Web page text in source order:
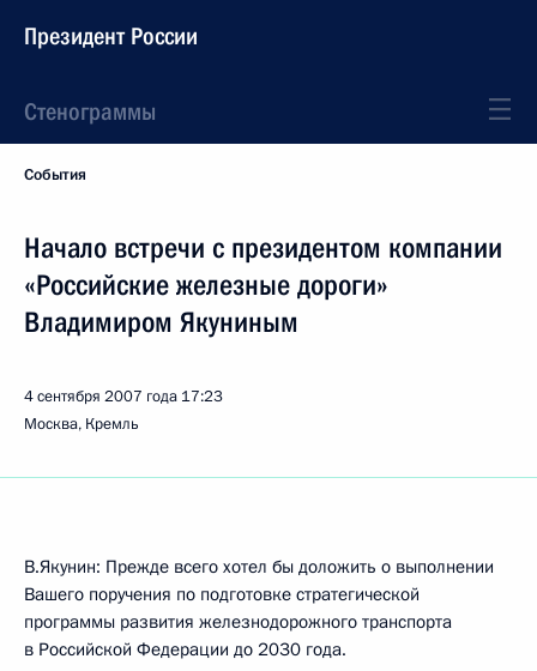
Президент России
Стенограммы
События
Начало встречи с президентом компании
«Российские железные дороги»
Владимиром Якуниным
4 сентября 2007 года 17:23
Москва, Кремль
В.Якунин: Прежде всего хотел бы доложить о выполнении
Вашего поручения по подготовке стратегической
программы развития железнодорожного транспорта
в Российской Федерации до 2030 года.